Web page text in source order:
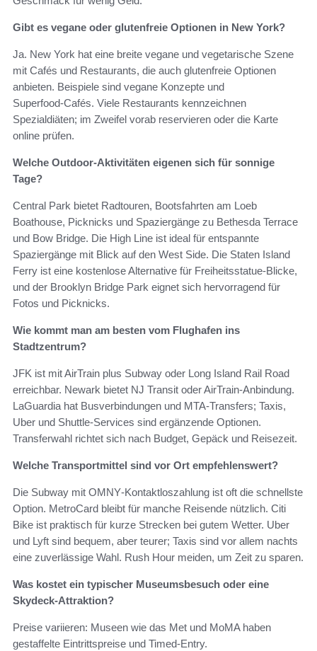
Gibt es vegane oder glutenfreie Optionen in New York?
Ja. New York hat eine breite vegane und vegetarische Szene
mit Cafés und Restaurants, die auch glutenfreie Optionen
anbieten. Beispiele sind vegane Konzepte und
Superfood‑Cafés. Viele Restaurants kennzeichnen
Spezialdiäten; im Zweifel vorab reservieren oder die Karte
online prüfen.
Welche Outdoor‑Aktivitäten eigenen sich für sonnige
Tage?
Central Park bietet Radtouren, Bootsfahrten am Loeb
Boathouse, Picknicks und Spaziergänge zu Bethesda Terrace
und Bow Bridge. Die High Line ist ideal für entspannte
Spaziergänge mit Blick auf den West Side. Die Staten Island
Ferry ist eine kostenlose Alternative für Freiheitsstatue‑Blicke,
und der Brooklyn Bridge Park eignet sich hervorragend für
Fotos und Picknicks.
Wie kommt man am besten vom Flughafen ins
Stadtzentrum?
JFK ist mit AirTrain plus Subway oder Long Island Rail Road
erreichbar. Newark bietet NJ Transit oder AirTrain‑Anbindung.
LaGuardia hat Busverbindungen und MTA‑Transfers; Taxis,
Uber und Shuttle‑Services sind ergänzende Optionen.
Transferwahl richtet sich nach Budget, Gepäck und Reisezeit.
Welche Transportmittel sind vor Ort empfehlenswert?
Die Subway mit OMNY‑Kontaktloszahlung ist oft die schnellste
Option. MetroCard bleibt für manche Reisende nützlich. Citi
Bike ist praktisch für kurze Strecken bei gutem Wetter. Uber
und Lyft sind bequem, aber teurer; Taxis sind vor allem nachts
eine zuverlässige Wahl. Rush Hour meiden, um Zeit zu sparen.
Was kostet ein typischer Museumsbesuch oder eine
Skydeck‑Attraktion?
Preise variieren: Museen wie das Met und MoMA haben
gestaffelte Eintrittspreise und Timed‑Entry.